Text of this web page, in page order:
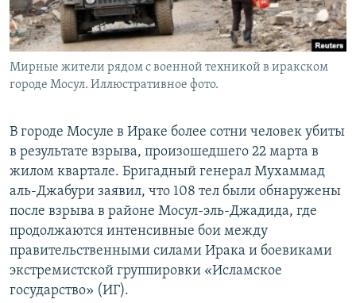
Мирные жители рядом с военной техникой в иракском
городе Мосул. Иллюстративное фото.
В городе Мосуле в Ираке более сотни человек убиты
в результате взрыва, произошедшего 22 марта в
жилом квартале. Бригадный генерал Мухаммад
аль-Джабури заявил, что 108 тел были обнаружены
после взрыва в районе Мосул-эль-Джадида, где
продолжаются интенсивные бои между
правительственными силами Ирака и боевиками
экстремистской группировки «Исламское
государство» (ИГ).